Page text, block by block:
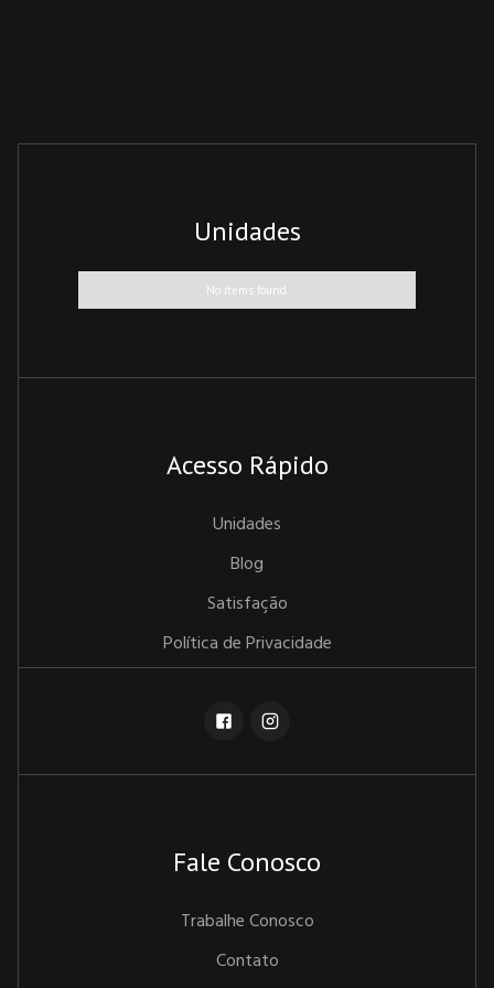
Unidades
No items found.
Acesso Rápido
Unidades
Blog
Satisfação
Política de Privacidade
Fale Conosco
Trabalhe Conosco
Contato